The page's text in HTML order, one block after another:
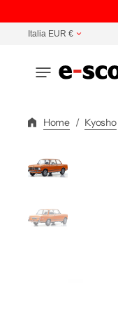
Direttamente
Italia EUR €
Home / Kyosho